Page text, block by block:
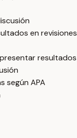
en revisiones
resultados
según APA